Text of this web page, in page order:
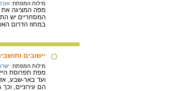
מילות המפתח:
המסחריים יש
במחוז הדרום
יישובים
מילות המפתח:
מפת תפרוסת
ועד באר-שבע,
הם עירוניים,